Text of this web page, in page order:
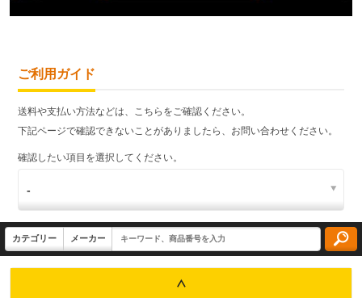
ご利用ガイド
送料や支払い方法などは、こちらをご確認ください。
下記ページで確認できないことがありましたら、お問い合わせください。
確認したい項目を選択してください。